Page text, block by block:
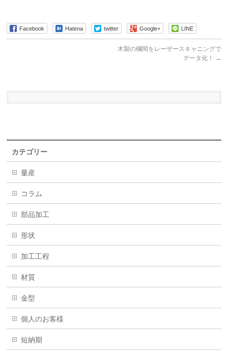
Facebook Hatena twitter Google+ LINE
木製の欄間をレーザースキャニングで
データ化！
→
カテゴリー
量産
コラム
部品加工
形状
加工工程
材質
金型
個人のお客様
短納期